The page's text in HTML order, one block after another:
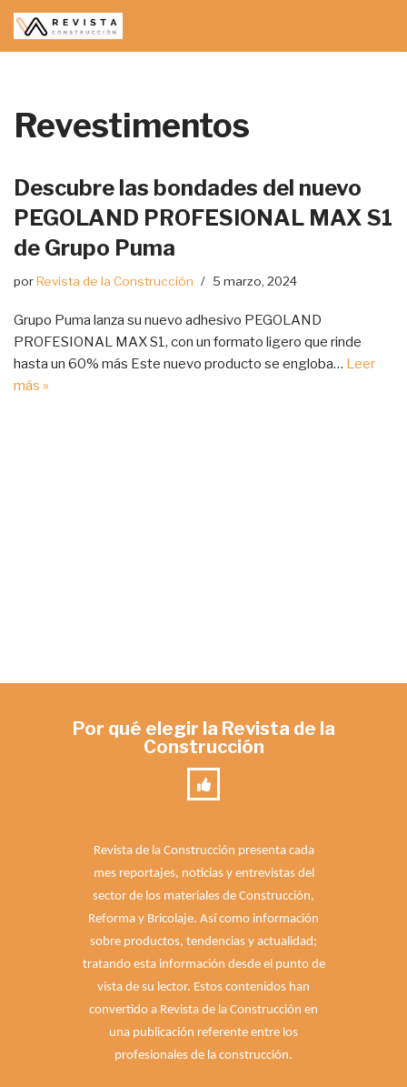
Saltar
Revestimentos
Descubre las bondades del nuevo
PEGOLAND PROFESIONAL MAX S1
de Grupo Puma
porRevista de la Construcción 5 marzo, 2024
Grupo Puma lanza su nuevo adhesivo PEGOLAND
PROFESIONAL MAX S1, con un formato ligero que rinde
hasta un 60% más Este nuevo producto se engloba… Leer
más »
Por qué elegir la Revista de la
Construcción
Revista de la Construcción presenta cada
mes reportajes, noticias y entrevistas del
sector de los materiales de Construcción,
Reforma y Bricolaje. Así como información
sobre productos, tendencias y actualidad;
tratando esta información desde el punto de
vista de su lector. Estos contenidos han
convertido a Revista de la Construcción en
una publicación referente entre los
profesionales de la construcción.